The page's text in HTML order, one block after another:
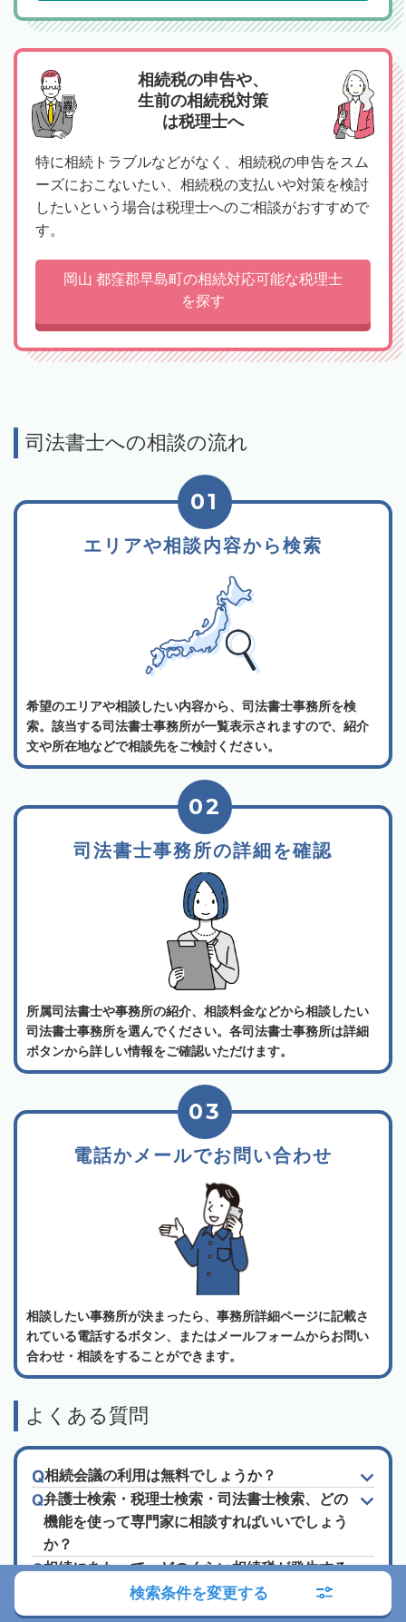
相続税の申告や、
生前の相続税対策
は税理士へ
特に相続トラブルなどがなく、相続税の申告をスム
ーズにおこないたい、相続税の支払いや対策を検討
したいという場合は税理士へのご相談がおすすめで
す。
岡山 都窪郡早島町の相続対応可能な税理士
を探す
司法書士への相談の流れ
エリアや相談内容から検索
01
希望のエリアや相談したい内容から、司法書士事務所を検
索。該当する司法書士事務所が一覧表示されますので、紹介
文や所在地などで相談先をご検討ください。
司法書士事務所の詳細を確認
02
所属司法書士や事務所の紹介、相談料金などから相談したい
司法書士事務所を選んでください。各司法書士事務所は詳細
ボタンから詳しい情報をご確認いただけます。
電話かメールでお問い合わせ
03
相談したい事務所が決まったら、事務所詳細ページに記載さ
れている電話するボタン、またはメールフォームからお問い
合わせ・相談をすることができます。
よくある質問
相続会議の利用は無料でしょうか？
弁護士検索・税理士検索・司法書士検索、どの
機能を使って専門家に相談すればいいでしょう
か？
相続にあたって、どのくらい相続税が発生する
かを知りたいです。
土地を相続したのですが、土地活用にあたって
検索条件を変更する